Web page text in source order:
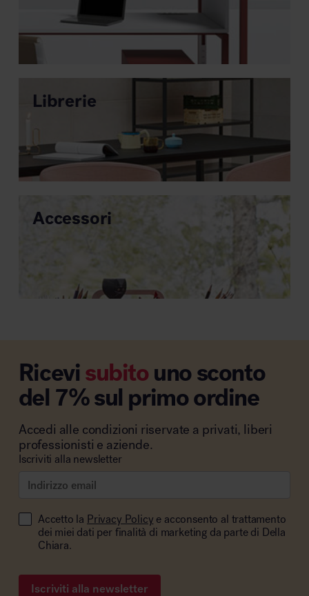
Librerie
Accessori
Ricevisubitouno sconto
del 7% sul primo ordine
Accedi alle condizioni riservate a privati, liberi
professionisti e aziende.
Iscriviti alla newsletter
Accetto la Privacy Policy e acconsento al trattamento
dei miei dati per finalità di marketing da parte di Della
Chiara.
Iscriviti alla newsletter